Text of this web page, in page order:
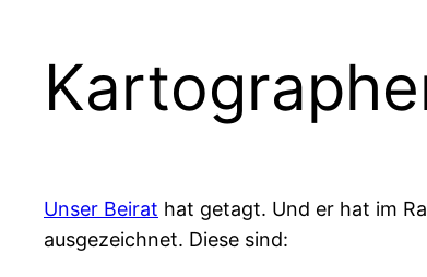
Unser Beirat hat getagt. Und er hat im
ausgezeichnet. Diese sind: